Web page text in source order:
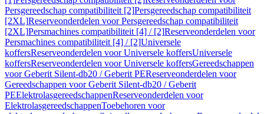
Persgereedschap compatibiliteit [2]Persgereedschap compatibiliteit
[2XL]Reserveonderdelen voor Persgereedschap compatibiliteit
[2XL]Persmachines compatibiliteit [4] / [2]Reserveonderdelen voor
Persmachines compatibiliteit [4] / [2]Universele
koffersReserveonderdelen voor Universele koffersUniversele
koffersReserveonderdelen voor Universele koffersGereedschappen
voor Geberit Silent-db20 / Geberit PEReserveonderdelen voor
Gereedschappen voor Geberit Silent-db20 / Geberit
PEElektrolasgereedschappenReserveonderdelen voor
ElektrolasgereedschappenToebehoren voor